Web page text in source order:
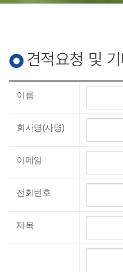
견적요청 및
이름
회사명(사명)
이메일
전화번호
제목